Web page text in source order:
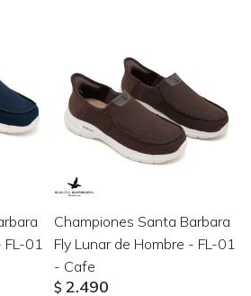
FL-01
Championes Santa Barbara
Fly Lunar de Hombre - FL-01
- Cafe
$ 2.490